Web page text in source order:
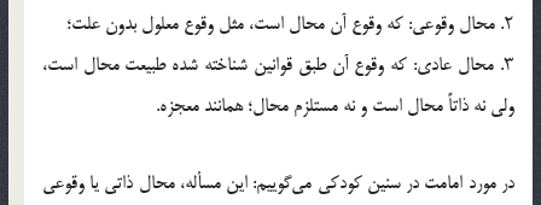
۲. محال وقوعی: که وقوع آن محال است، مثل وقوع معلول بدون علت؛
۳. محال عادی: که وقوع آن طبق قوانین شناخته شده طبیعت محال است،
ولی نه ذاتاً محال است و نه مستلزم محال؛ همانند معجزه.
در مورد امامت در سنین کودکی می‌گوییم: این مسأله، محال ذاتی یا وقوعی